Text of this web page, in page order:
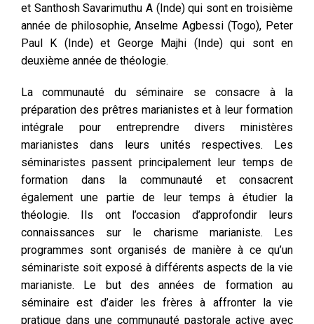
et Santhosh Savarimuthu A (Inde) qui sont en troisième
année de philosophie, Anselme Agbessi (Togo), Peter
Paul K (Inde) et George Majhi (Inde) qui sont en
deuxième année de théologie.
La communauté du séminaire se consacre à la
préparation des prêtres marianistes et à leur formation
intégrale pour entreprendre divers ministères
marianistes dans leurs unités respectives. Les
séminaristes passent principalement leur temps de
formation dans la communauté et consacrent
également une partie de leur temps à étudier la
théologie. Ils ont l’occasion d’approfondir leurs
connaissances sur le charisme marianiste. Les
programmes sont organisés de manière à ce qu’un
séminariste soit exposé à différents aspects de la vie
marianiste. Le but des années de formation au
séminaire est d’aider les frères à affronter la vie
pratique dans une communauté pastorale active avec